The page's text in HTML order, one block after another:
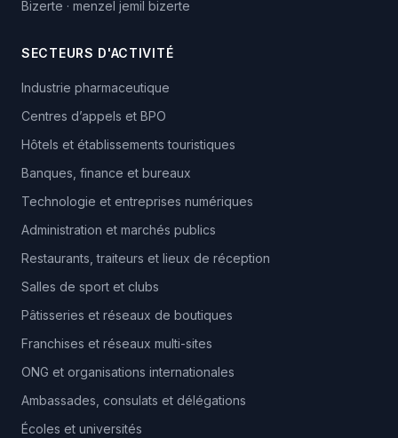
Bizerte · menzel jemil bizerte
SECTEURS D'ACTIVITÉ
Industrie pharmaceutique
Centres d’appels et BPO
Hôtels et établissements touristiques
Banques, finance et bureaux
Technologie et entreprises numériques
Administration et marchés publics
Restaurants, traiteurs et lieux de réception
Salles de sport et clubs
Pâtisseries et réseaux de boutiques
Franchises et réseaux multi-sites
ONG et organisations internationales
Ambassades, consulats et délégations
Écoles et universités